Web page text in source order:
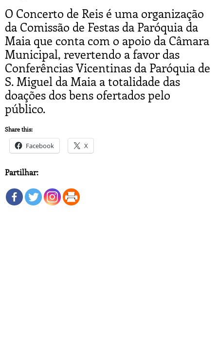
O Concerto de Reis é uma organização
da Comissão de Festas da Paróquia da
Maia que conta com o apoio da Câmara
Municipal, revertendo a favor das
Conferências Vicentinas da Paróquia de
S. Miguel da Maia a totalidade das
doações dos bens ofertados pelo
público.
Share this:
Facebook X
Partilhar: